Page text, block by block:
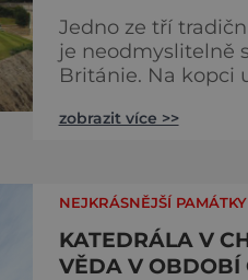
Jedno ze tří
je neodmyslitelně
Británie. Na kopci u městečka Windsor v jižní
gigantická stavba,
kteří by chtěli
zobrazit více >>
NEJKRÁSNĚJŠÍ PAMÁTKY
KATEDRÁLA V
VĚDA V OBDOBÍ